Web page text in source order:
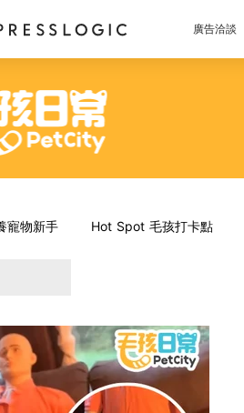
廣告洽談
寵物新手 Hot Spot 毛孩打卡點